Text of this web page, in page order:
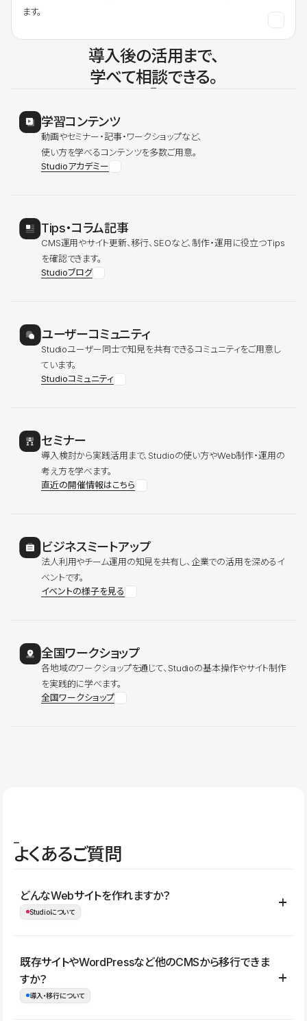
ます。
導入後の活用まで、
学べて相談できる。
学習コンテンツ
動画やセミナー・記事・ワークショップなど、
使い方を学べるコンテンツを多数ご用意。
Studioアカデミー
Tips・コラム記事
CMS運用やサイト更新、移行、SEOなど、制作・運用に役立つTips
を確認できます。
Studioブログ
ユーザーコミュニティ
Studioユーザー同士で知見を共有できるコミュニティをご用意し
ています。
Studioコミュニティ
セミナー
導入検討から実践活用まで、Studioの使い方やWeb制作・運用の
考え方を学べます。
直近の開催情報はこちら
ビジネスミートアップ
法人利用やチーム運用の知見を共有し、企業での活用を深めるイ
ベントです。
イベントの様子を見る
全国ワークショップ
各地域のワークショップを通じて、Studioの基本操作やサイト制作
を実践的に学べます。
全国ワークショップ
よくあるご質問
どんなWebサイトを作れますか？
Studioについて
コーポレートサイト、サービスサイト、LP、採用サイト、ブロ
グ・メディア、イベントサイト、店舗・商品紹介サイト、ポートフ
ォリオなど幅広く制作できます。
既存サイトやWordPressなど他のCMSから移行できま
すか？
導入・移行について